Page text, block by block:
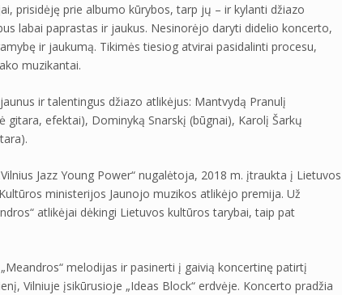
prisidėję prie albumo kūrybos, tarp jų – ir kylanti džiazo
labai paprastas ir jaukus. Nesinorėjo daryti didelio koncerto,
ir jaukumą. Tikimės tiesiog atvirai pasidalinti procesu,
muzikantai.
ir talentingus džiazo atlikėjus: Mantvydą Pranulį
gitara, efektai), Dominyką Snarskį (būgnai), Karolį Šarkų
Jazz Young Power“ nugalėtoja, 2018 m. įtraukta į Lietuvos
ministerijos Jaunojo muzikos atlikėjo premija. Už
atlikėjai dėkingi Lietuvos kultūros tarybai, taip pat
melodijas ir pasinerti į gaivią koncertinę patirtį
Vilniuje įsikūrusioje „Ideas Block“ erdvėje. Koncerto pradžia